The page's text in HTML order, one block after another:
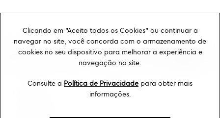
Clicando em "Aceito todos os Cookies" ou continuar a
navegar no site, você concorda com o armazenamento de
cookies no seu dispositivo para melhorar a experiência e
navegação no site.
Consulte a Política de Privacidade para obter mais
informações.